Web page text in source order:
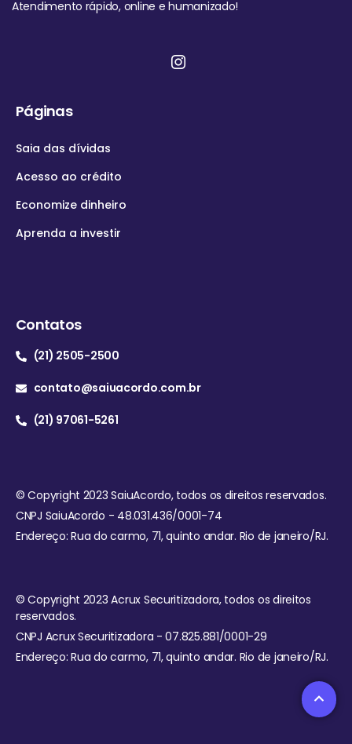
Atendimento rápido, online e humanizado!
Páginas
Saia das dívidas
Acesso ao crédito
Economize dinheiro
Aprenda a investir
Contatos
(21) 2505-2500
contato@saiuacordo.com.br
(21) 97061-5261
© Copyright 2023 SaiuAcordo, todos os direitos reservados.
CNPJ SaiuAcordo - 48.031.436/0001-74
Endereço: Rua do carmo, 71, quinto andar. Rio de janeiro/RJ.
© Copyright 2023 Acrux Securitizadora, todos os direitos
reservados.
CNPJ Acrux Securitizadora - 07.825.881/0001-29
Endereço: Rua do carmo, 71, quinto andar. Rio de janeiro/RJ.